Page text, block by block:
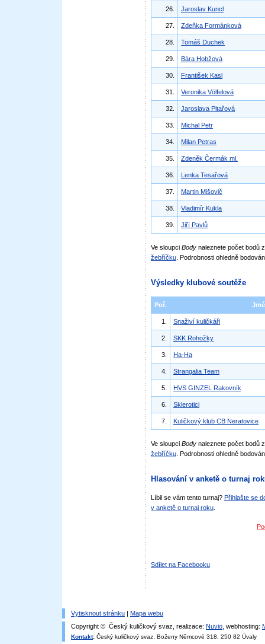
26. Jaroslav Kuncl
27. Zdeňka Formánková
28. Tomáš Duchek
29. Bára Hobžová
30. František Kasl
31. Veronika Völfelová
32. Jaroslava Pitařová
33. Michal Petr
34. Milan Petras
35. Zdeněk Čermák ml.
36. Lenka Tesařová
37. Martin Mišovič
38. Vladimír Kukla
39. Jiří Pavlů
Ve sloupci Body naleznete počet bodů
žebříčku . Podrobnosti ohledně
Výsledky klubové soutěže
Poř.
1. Snaživí kuličkáři
2. SKK Rohožky
3. Ha-Ha
4. Strangalia Team
5. HVS GINZEL Rakovník
6. Sklerotici
7. Kuličkový klub CB Neratovice
Ve sloupci Body naleznete počet bodů
žebříčku . Podrobnosti ohledně
Hlasování v anketě o turnaj
Líbil se vám tento turnaj? Přihlašte se
v anketě o turnaj roku
Sdílet na Facebooku
Vytisknout stránku | Mapa webu
Copyright © Český kuličkový svaz, realizace: Nuvio , webhosting:
Kontakt: Český kuličkový svaz, Boženy Němcové 318, 250 82 Úvaly